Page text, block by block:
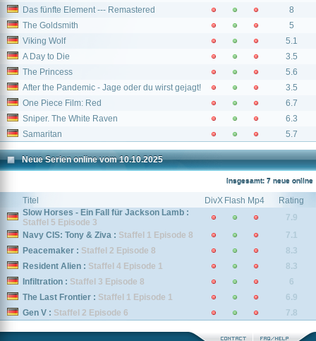
Das fünfte Element --- Remastered
8
The Goldsmith
5
Viking Wolf
5.1
A Day to Die
3.5
The Princess
5.6
After the Pandemic - Jage oder du wirst gejagt!
3.5
One Piece Film: Red
6.7
Sniper. The White Raven
6.3
Samaritan
5.7
Neue Serien online vom 10.10.2025
Insgesamt: 7 neue online
Titel DivX Flash Mp4
Rating
Slow Horses - Ein Fall für Jackson Lamb :
Staffel 5 Episode 3
7.9
Navy CIS: Tony & Ziva : Staffel 1 Episode 8
7.1
Peacemaker : Staffel 2 Episode 8
8.3
Resident Alien : Staffel 4 Episode 1
8.3
Infiltration : Staffel 3 Episode 8
6
The Last Frontier : Staffel 1 Episode 1
6.9
Gen V : Staffel 2 Episode 6 7.8